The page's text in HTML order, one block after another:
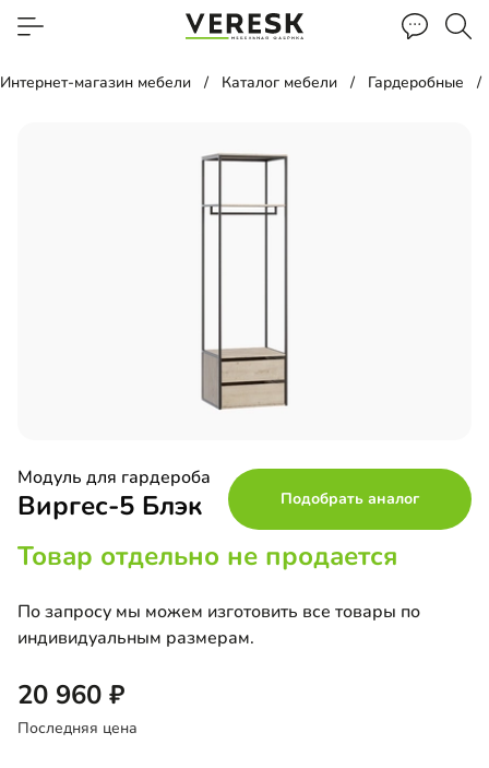
Интернет-магазин мебели Каталог мебели Гардеробные
Подобрать аналог
Модуль для гардероба
Виргес-5 Блэк
Товар отдельно не продается
По запросу мы можем изготовить все товары по
индивидуальным размерам.
20 960
Последняя цена